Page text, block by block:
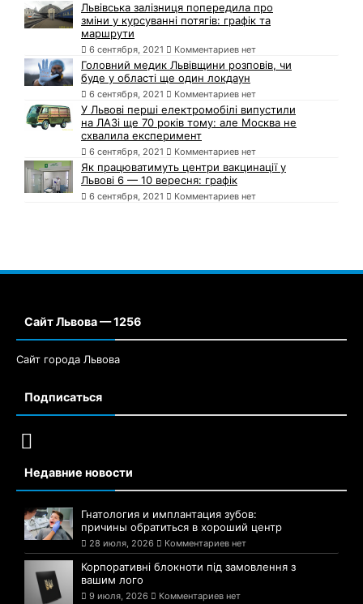
Львівська залізниця попередила про
зміни у курсуванні потягів: графік та
маршрути
6 сентября, 2021 Комментариев нет
Головний медик Львівщини розповів, чи
буде у області ще один локдаун
6 сентября, 2021 Комментариев нет
У Львові перші електромобілі випустили
на ЛАЗі ще 70 років тому: але Москва не
схвалила експеримент
6 сентября, 2021 Комментариев нет
Як працюватимуть центри вакцинації у
Львові 6 — 10 вересня: графік
6 сентября, 2021 Комментариев нет
Сайт Львова — 1256
Сайт города Львова
Подписаться
Недавние новости
Гнатология и имплантация зубов:
причины обратиться в хороший центр
28 июля, 2026 Комментариев нет
Корпоративні блокноти під замовлення з
вашим лого
9 июля, 2026 Комментариев нет